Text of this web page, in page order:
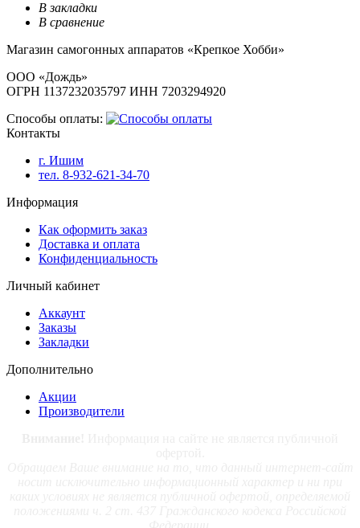
В закладки
В сравнение
Магазин самогонных аппаратов «Крепкое Хобби»
ООО «Дождь»
ОГРН 1137232035797 ИНН 7203294920
Способы оплаты:
Контакты
г. Ишим
тел. 8-932-621-34-70
Информация
Как оформить заказ
Доставка и оплата
Конфиденциальность
Личный кабинет
Аккаунт
Заказы
Закладки
Дополнительно
Акции
Производители